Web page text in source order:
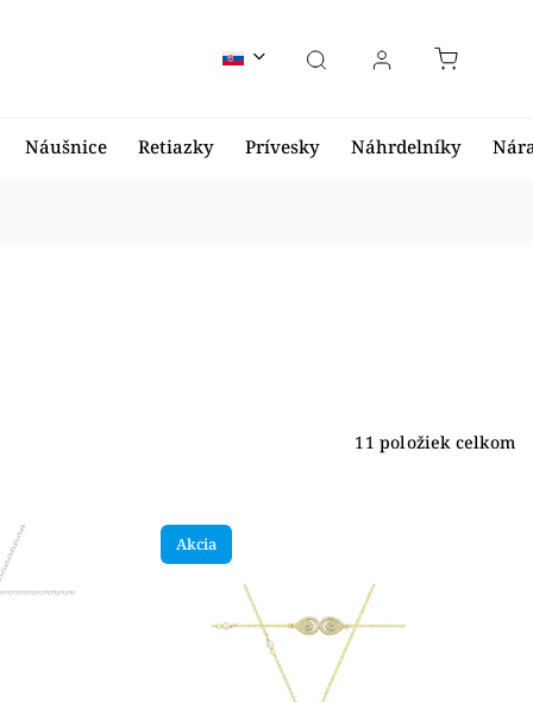
Náušnice Retiazky Prívesky Náhrdelníky
11 položiek celkom
Akcia